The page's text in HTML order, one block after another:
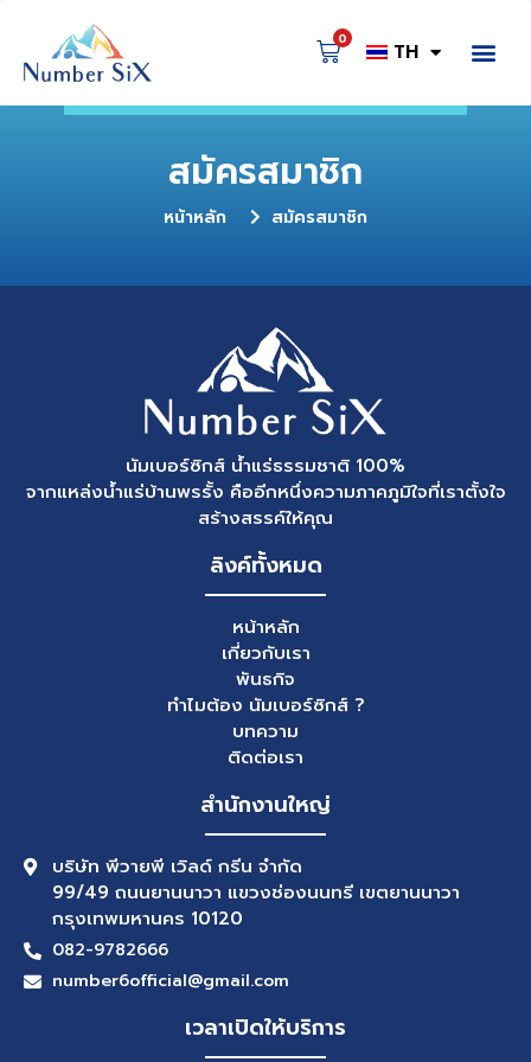
0
TH
สมัครสมาชิก
หน้าหลัก สมัครสมาชิก
นัมเบอร์ซิกส์ น้ำแร่ธรรมชาติ 100%
จากแหล่งน้ำแร่บ้านพรรั้ง คืออีกหนึ่งความภาคภูมิใจที่เราตั้งใจ
สร้างสรรค์ให้คุณ
ลิงค์ทั้งหมด
หน้าหลัก
เกี่ยวกับเรา
พันธกิจ
ทำไมต้อง นัมเบอร์ซิกส์ ?
บทความ
ติดต่อเรา
สำนักงานใหญ่
บริษัท พีวายพี เวิลด์ กรีน จำกัด
99/49 ถนนยานนาวา แขวงช่องนนทรี เขตยานนาวา
กรุงเทพมหานคร 10120
082-9782666
number6official@gmail.com
เวลาเปิดให้บริการ